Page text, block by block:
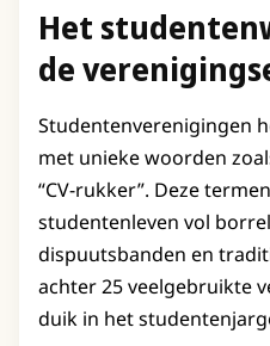
Het
de
Studentenverenigingen
met unieke woorden
“CV-rukker”. Deze
studentenleven vol
dispuutsbanden en
achter 25 veelgebruikte
duik in het